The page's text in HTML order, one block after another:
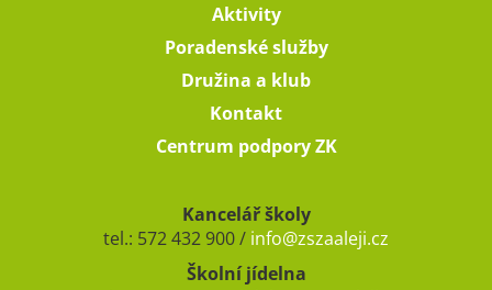
Aktivity
Poradenské služby
Družina a klub
Kontakt
Centrum podpory ZK
Kancelář školy
tel.: 572 432 900 / info@zszaaleji.cz
Školní jídelna